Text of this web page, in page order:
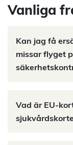
Vanliga
Kan jag få
missar flyget
Vad är EU-